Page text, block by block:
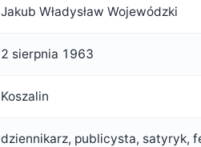
Jakub Władysław Wojewódzki
2 sierpnia 1963
Koszalin
dziennikarz, publicysta, satyryk,